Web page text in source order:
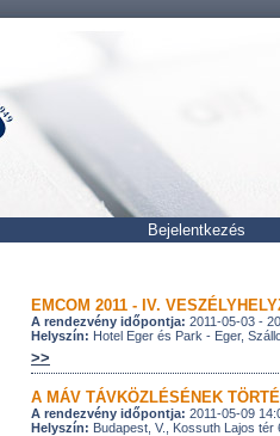
Bejelentkezés
EMCOM 2011 - IV.
A rendezvény időpontja: 2011-05-03 -
Helyszín: Hotel Eger és Park - Eger,
>>
A MÁV TÁVKÖZLÉSÉNEK
A rendezvény időpontja: 2011-05-09
Helyszín: Budapest, V., Kossuth Lajos tér